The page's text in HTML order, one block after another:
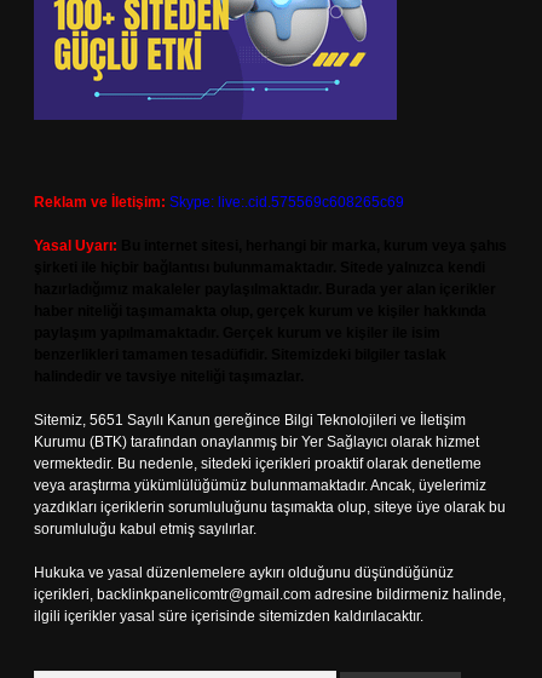
Reklam ve İletişim: Skype: live:.cid.575569c608265c69
Yasal Uyarı:
Sitemiz, 5651 Sayılı Kanun gereğince Bilgi Teknolojileri ve İletişim
Kurumu (BTK) tarafından onaylanmış bir Yer Sağlayıcı olarak hizmet
vermektedir. Bu nedenle, sitedeki içerikleri proaktif olarak denetleme
veya araştırma yükümlülüğümüz bulunmamaktadır. Ancak, üyelerimiz
yazdıkları içeriklerin sorumluluğunu taşımakta olup, siteye üye olarak bu
sorumluluğu kabul etmiş sayılırlar.
Hukuka ve yasal düzenlemelere aykırı olduğunu düşündüğünüz
içerikleri, backlinkpanelicomtr@gmail.com adresine bildirmeniz halinde,
ilgili içerikler yasal süre içerisinde sitemizden kaldırılacaktır.